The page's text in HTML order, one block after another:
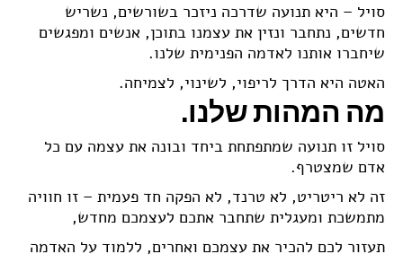
סויל – היא תנועה שדרכה ניזכר בשורשים, נשריש
חדשים, נתחבר ונזין את עצמנו בתוכן, אנשים ומפגשים
שיחברו אותנו לאדמה הפנימית שלנו.
האטה היא הדרך לריפוי, לשינוי, לצמיחה.
מה המהות שלנו.
סויל זו תנועה שמתפתחת ביחד ובונה את עצמה עם כל
אדם שמצטרף.
זה לא ריטריט, לא טרנד, לא הפקה חד פעמית – זו חוויה
מתמשכת ומעגלית שתחבר אתכם לעצמכם מחדש,
תעזור לכם להכיר את עצמכם ואחרים, ללמוד על האדמה